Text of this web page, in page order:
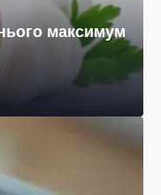
максимум